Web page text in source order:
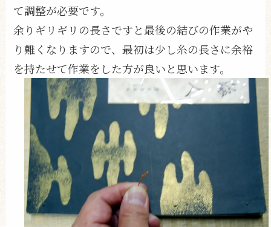
て調整が必要です。
余りギリギリの長さですと最後の結びの作業がや
り難くなりますので、最初は少し糸の長さに余裕
を持たせて作業をした方が良いと思います。